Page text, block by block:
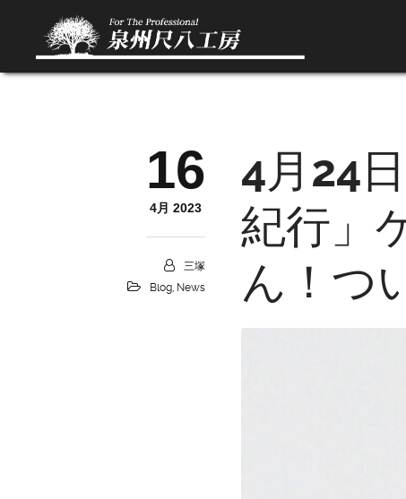
16
4月 2023
三塚
Blog, News
4月24
紀行」
ん！つ